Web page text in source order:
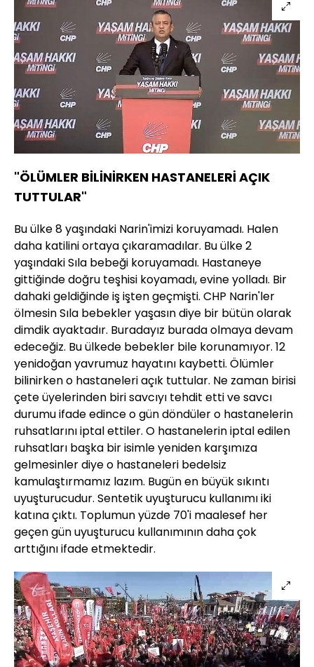
"ÖLÜMLER BİLİNİRKEN HASTANELERİ AÇIK
TUTTULAR"
Bu ülke 8 yaşındaki Narin'imizi koruyamadı. Halen
daha katilini ortaya çıkaramadılar. Bu ülke 2
yaşındaki Sıla bebeği koruyamadı. Hastaneye
gittiğinde doğru teşhisi koyamadı, evine yolladı. Bir
dahaki geldiğinde iş işten geçmişti. CHP Narin'ler
ölmesin Sıla bebekler yaşasın diye bir bütün olarak
dimdik ayaktadır. Buradayız burada olmaya devam
edeceğiz. Bu ülkede bebekler bile korunamıyor. 12
yenidoğan yavrumuz hayatını kaybetti. Ölümler
bilinirken o hastaneleri açık tuttular. Ne zaman birisi
çete üyelerinden biri savcıyı tehdit etti ve savcı
durumu ifade edince o gün döndüler o hastanelerin
ruhsatlarını iptal ettiler. O hastanelerin iptal edilen
ruhsatları başka bir isimle yeniden karşımıza
gelmesinler diye o hastaneleri bedelsiz
kamulaştırmamız lazım. Bugün en büyük sıkıntı
uyuşturucudur. Sentetik uyuşturucu kullanımı iki
katına çıktı. Toplumun yüzde 70'i maalesef her
geçen gün uyuşturucu kullanımının daha çok
arttığını ifade etmektedir.